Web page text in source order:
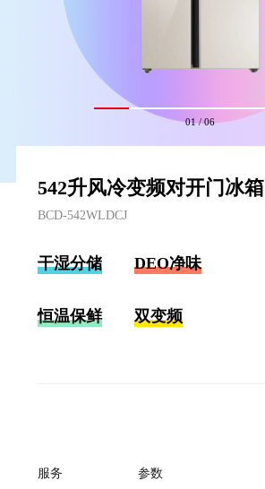
01/06
542升风冷变频对开门冰箱
BCD-542WLDCJ
干湿分储 DEO净味
恒温保鲜 双变频
服务 参数